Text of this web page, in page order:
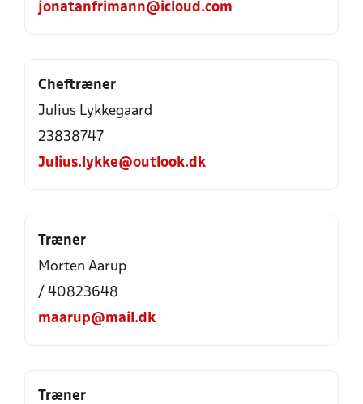
jonatanfrimann@icloud.com
Cheftræner
Julius Lykkegaard
23838747
Julius.lykke@outlook.dk
Træner
Morten Aarup
/ 40823648
maarup@mail.dk
Træner